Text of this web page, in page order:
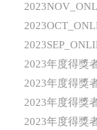
2023年度得獎
2023年度得獎
2023年度得獎
2023年度得獎